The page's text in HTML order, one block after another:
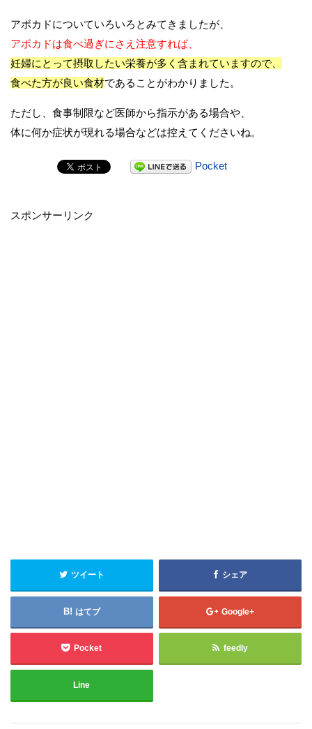
アボカドについていろいろとみてきましたが、
アボカドは食べ過ぎにさえ注意すれば、
妊婦にとって摂取したい栄養が多く含まれていますので、
食べた方が良い食材であることがわかりました。
ただし、食事制限など医師から指示がある場合や、
体に何か症状が現れる場合などは控えてくださいね。
Pocket
スポンサーリンク
ツイート シェア
はてブ Google+
Pocket feedly
Line